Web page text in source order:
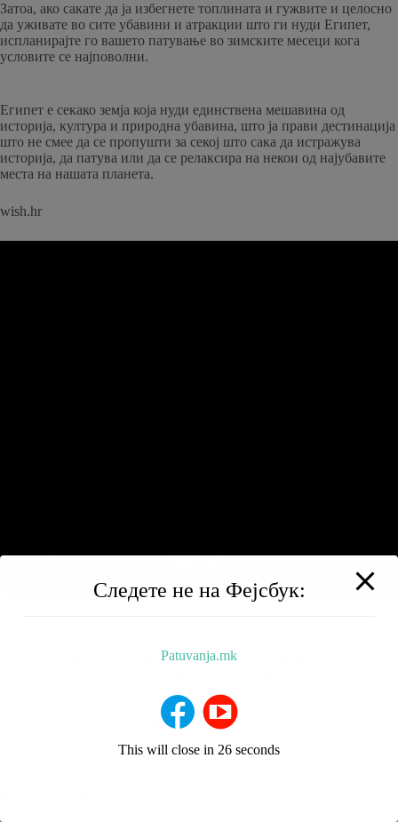
Затоа, ако сакате да ја избегнете топлината и гужвите и целосно
да уживате во сите убавини и атракции што ги нуди Египет,
испланирајте го вашето патување во зимските месеци кога
условите се најповолни.
Египет е секако земја која нуди единствена мешавина од
историја, култура и природна убавина, што ја прави дестинација
што не смее да се пропушти за секој што сака да истражува
историја, да патува или да се релаксира на некои од најубавите
места на нашата планета.
wish.hr
BALKAN TRIP
НИЗ МАКЕДОНИЈА
Следете не на Фејсбук:
Patuvanja.mk
This will close in 25 seconds